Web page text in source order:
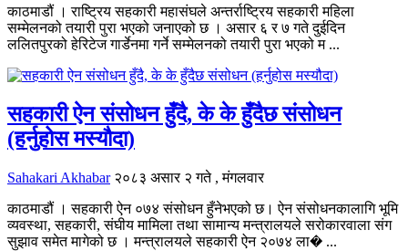
काठमाडौं । राष्ट्रिय सहकारी महासंघले अन्तर्राष्ट्रिय सहकारी महिला
सम्मेलनको तयारी पुरा भएको जनाएको छ । असार ६ र ७ गते दुईदिन
ललितपुरको हेरिटेज गार्डेनमा गर्ने सम्मेलनको तयारी पुरा भएको म ...
सहकारी ऐन संसोधन हुँदै, के के हुँदैछ संसोधन
(हर्नुहोस मस्यौदा)
Sahakari Akhabar २०८३ असार २ गते , मंगलवार
काठमाडौं । सहकारी ऐन ०७४ संसोधन हुँनेभएको छ। ऐन संसोधनकालागि भूमि
व्यवस्था, सहकारी, संघीय मामिला तथा सामान्य मन्त्रालयले सरोकारवाला संग
सुझाव समेत मागेको छ । मन्त्रालयले सहकारी ऐन २०७४ ला� ...